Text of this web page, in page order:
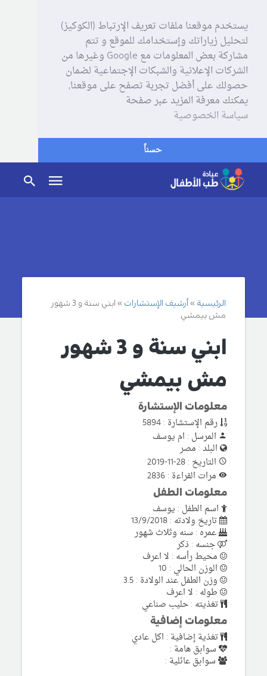
يستخدم موقعنا ملفات تعريف الإرتباط (الكوكيز)
لتحليل زياراتك وإستخدامك للموقع و تتم
مشاركة بعض المعلومات مع Google وغيرها من
الشركات الإعلانية والشبكات الإجتماعية لضمان
حصولك على أفضل تجربة تصفح على موقعنا,
يمكنك معرفة المزيد عبر صفحة
سياسة الخصوصية
حسناً
الرئيسية أرشيف الإستشارات
ابني سنة و 3 شهور
مش بيمشي
ابني سنة و 3 شهور
مش بيمشي
معلومات الإستشارة
رقم الإستشارة : 5894
المرسل : ام يوسف
البلد : مصر
التاريخ : 28-11-2019
مرات القراءة : 2836
معلومات الطفل
اسم الطفل : يوسف
تاريخ ولادته : 13/9/2018
عمره : سنه وثلاث شهور
جنسه : ذكر
محيط رأسه : لا اعرف
الوزن الحالي : 10
وزن الطفل عند الولادة : 3.5
طوله : لا اعرف
تغذيته : حليب صناعي
معلومات إضافية
تغذية إضافية : اكل عادي
سوابق هامة :
سوابق عائلية :